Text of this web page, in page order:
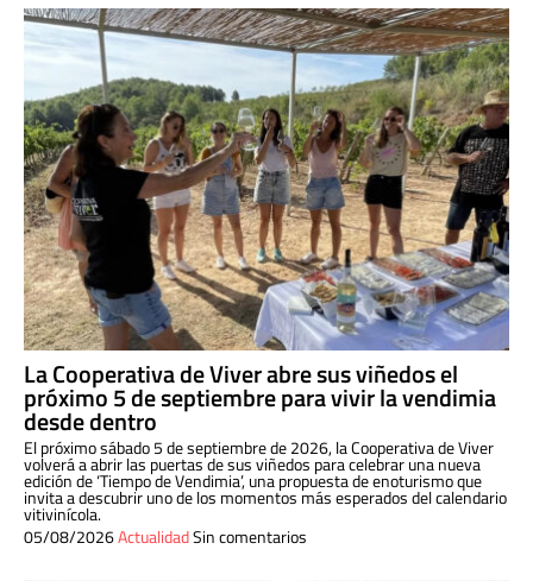
La Cooperativa de Viver abre sus viñedos el
próximo 5 de septiembre para vivir la vendimia
desde dentro
El próximo sábado 5 de septiembre de 2026, la Cooperativa de Viver
volverá a abrir las puertas de sus viñedos para celebrar una nueva
edición de ‘Tiempo de Vendimia’, una propuesta de enoturismo que
invita a descubrir uno de los momentos más esperados del calendario
vitivinícola.
05/08/2026ActualidadSin comentarios